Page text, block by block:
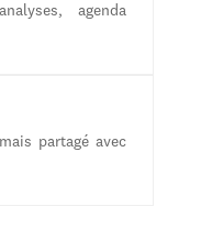
agenda
partagé avec